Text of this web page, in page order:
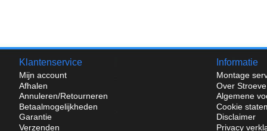
Klantenservice
Mijn account
Afhalen
Annuleren/Retourneren
Betaalmogelijkheden
Garantie
Verzenden
Informatie
Montage
Over
Algemene
Cookie
Disclaimer
Privacy